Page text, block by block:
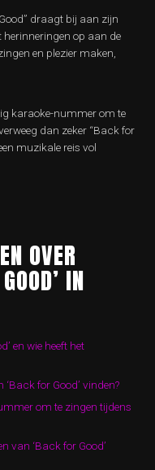
draagt bij aan zijn
herinneringen op aan de
en plezier maken,
karaoke-nummer om te
dan zeker “Back for
muzikale reis vol
OVER
IN
en wie heeft het
for Good’ vinden?
om te zingen tijdens
van ‘Back for Good’